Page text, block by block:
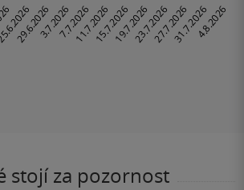
stojí za pozornost